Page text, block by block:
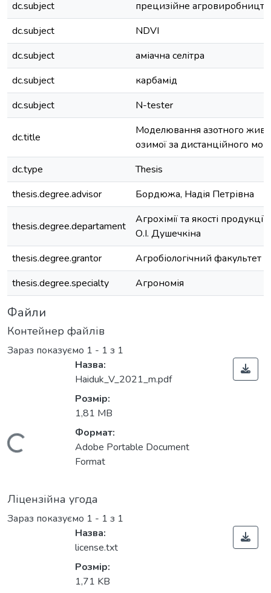
dc.subject
прецизійне
dc.subject
NDVI
dc.subject
аміачна селітра
dc.subject
карбамід
dc.subject
N-tester
dc.title
Моделювання азотного
озимої за дистанційного
dc.type
Thesis
thesis.degree.advisor
Бордюжа, Надія Петрівна
thesis.degree.departament
Агрохімії та якості
О.І. Душечкіна
thesis.degree.grantor
Агробіологічний факультет
thesis.degree.specialty
Агрономія
Файли
Контейнер файлів
Зараз показуємо 1 - 1 з 1
Вантажиться...
Назва:
Haiduk_V_2021_m.pdf
Розмір:
1,81 MB
Формат:
Adobe Portable Document
Format
Ліцензійна угода
Зараз показуємо 1 - 1 з 1
Назва:
license.txt
Розмір:
1,71 KB